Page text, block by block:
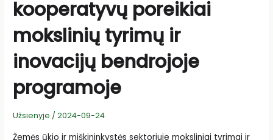
kooperatyvų poreikiai
mokslinių tyrimų ir
inovacijų bendrojoje
programoje
Užsienyje /2024-09-24
Žemės ūkio ir miškininkystės sektoriuje moksliniai tyrimai ir